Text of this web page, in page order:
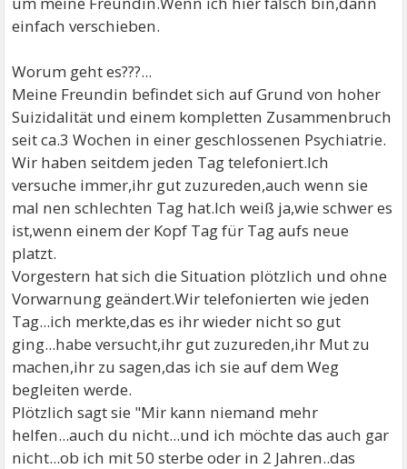
einfach verschieben.
Worum geht es???...
Meine Freundin befindet sich auf Grund von hoher
Suizidalität und einem kompletten Zusammenbruch
seit ca.3 Wochen in einer geschlossenen Psychiatrie.
Wir haben seitdem jeden Tag telefoniert.Ich
versuche immer,ihr gut zuzureden,auch wenn sie
mal nen schlechten Tag hat.Ich weiß ja,wie schwer es
ist,wenn einem der Kopf Tag für Tag aufs neue
platzt.
Vorgestern hat sich die Situation plötzlich und ohne
Vorwarnung geändert.Wir telefonierten wie jeden
Tag...ich merkte,das es ihr wieder nicht so gut
ging...habe versucht,ihr gut zuzureden,ihr Mut zu
machen,ihr zu sagen,das ich sie auf dem Weg
begleiten werde.
Plötzlich sagt sie "Mir kann niemand mehr
helfen...auch du nicht...und ich möchte das auch gar
nicht...ob ich mit 50 sterbe oder in 2 Jahren..das